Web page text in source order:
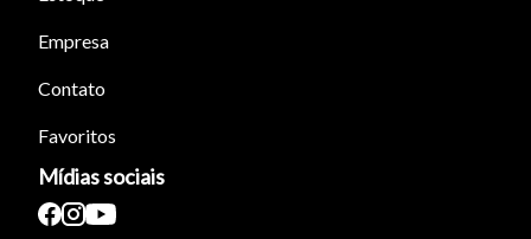
Empresa
Contato
Favoritos
Mídias sociais